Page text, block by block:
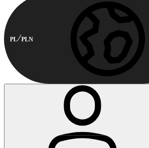
PL PLN